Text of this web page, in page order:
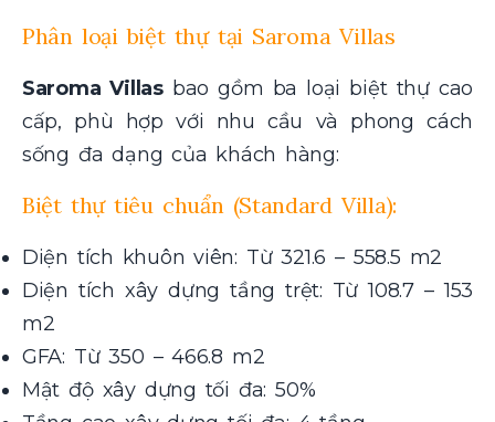
Phân loại biệt thự tại Saroma Villas
Saroma Villasbao gồm ba loại biệt thự cao
cấp, phù hợp với nhu cầu và phong cách
sống đa dạng của khách hàng:
Biệt thự tiêu chuẩn (Standard Villa):
Diện tích khuôn viên: Từ 321.6 – 558.5 m2
Diện tích xây dựng tầng trệt: Từ 108.7 – 153
m2
GFA: Từ 350 – 466.8 m2
Mật độ xây dựng tối đa: 50%